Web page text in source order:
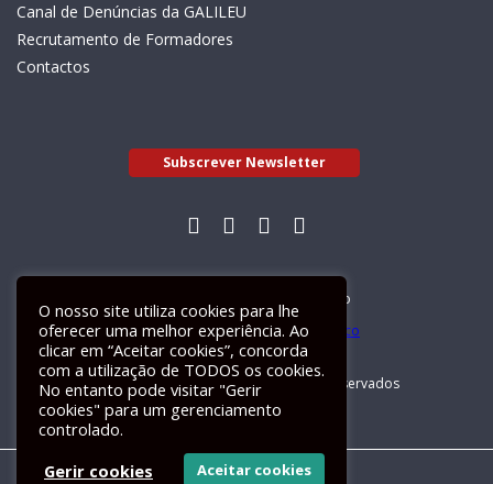
Canal de Denúncias da GALILEU
Recrutamento de Formadores
Contactos
Subscrever Newsletter
Livro de Reclamações Electrónico
GALILEU 2026 © Todos os direitos reservados
O nosso site utiliza cookies para lhe
oferecer uma melhor experiência. Ao
clicar em “Aceitar cookies”, concorda
com a utilização de TODOS os cookies.
No entanto pode visitar "Gerir
cookies" para um gerenciamento
controlado.
Gerir cookies
Aceitar cookies